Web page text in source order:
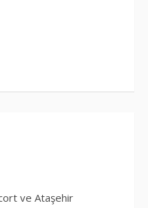
ve Ataşehir